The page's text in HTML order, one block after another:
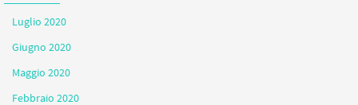
Luglio 2020
Giugno 2020
Maggio 2020
Febbraio 2020